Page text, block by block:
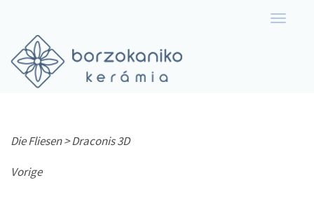
Toggle
Die Fliesen >Draconis 3D
Vorige